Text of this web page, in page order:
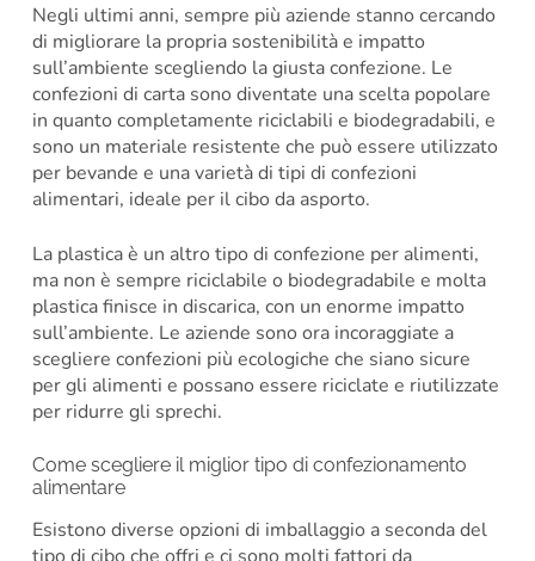
Negli ultimi anni, sempre più aziende stanno cercando
di migliorare la propria sostenibilità e impatto
sull’ambiente scegliendo la giusta confezione. Le
confezioni di carta sono diventate una scelta popolare
in quanto completamente riciclabili e biodegradabili, e
sono un materiale resistente che può essere utilizzato
per bevande e una varietà di tipi di confezioni
alimentari, ideale per il cibo da asporto.
La plastica è un altro tipo di confezione per alimenti,
ma non è sempre riciclabile o biodegradabile e molta
plastica finisce in discarica, con un enorme impatto
sull’ambiente. Le aziende sono ora incoraggiate a
scegliere confezioni più ecologiche che siano sicure
per gli alimenti e possano essere riciclate e riutilizzate
per ridurre gli sprechi.
Come scegliere il miglior tipo di confezionamento
alimentare
Esistono diverse opzioni di imballaggio a seconda del
tipo di cibo che offri e ci sono molti fattori da